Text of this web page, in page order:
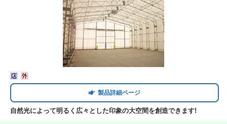
製品詳細ページ
自然光によって明るく広々とした印象の大空間を創造できます!